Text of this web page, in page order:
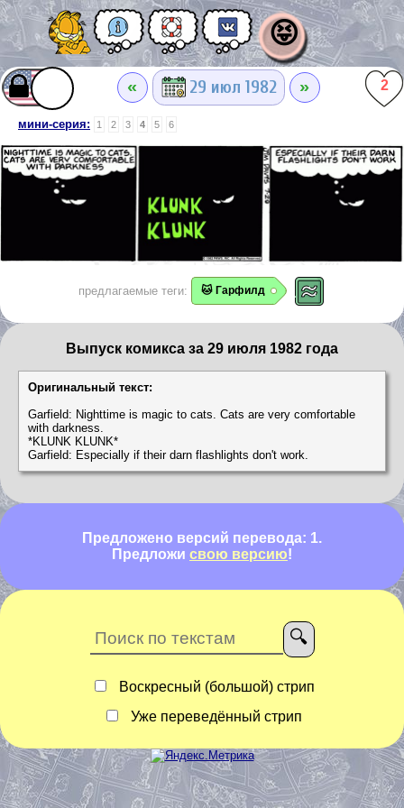
😝
« 29 июл 1982 » 2
мини-серия: 1 2 3 4 5 6
предлагаемые теги: 🐱 Гарфилд
Выпуск комикса за 29 июля 1982 года
Оригинальный текст:
Garfield: Nighttime is magic to cats. Cats are very comfortable
with darkness.
*KLUNK KLUNK*
Garfield: Especially if their darn flashlights don't work.
Предложено версий перевода: 1.
Предложи свою версию!
Воскресный (большой) стрип
Уже переведённый стрип